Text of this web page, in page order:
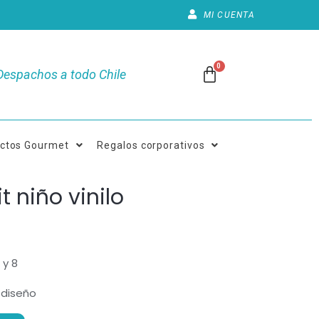
MI CUENTA
a todo Chile
Gourmet Regalos corporativos
niño vinilo
8